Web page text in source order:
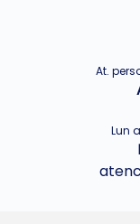
At.
Lun